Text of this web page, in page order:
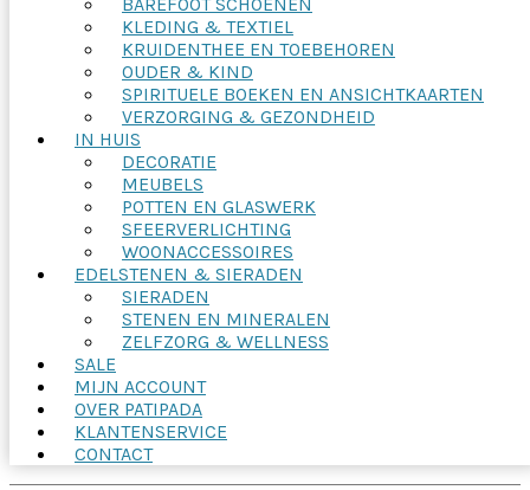
KLEDING & TEXTIEL
KRUIDENTHEE EN TOEBEHOREN
OUDER & KIND
SPIRITUELE BOEKEN EN ANSICHTKAARTEN
VERZORGING & GEZONDHEID
IN HUIS
DECORATIE
MEUBELS
POTTEN EN GLASWERK
SFEERVERLICHTING
WOONACCESSOIRES
EDELSTENEN & SIERADEN
SIERADEN
STENEN EN MINERALEN
ZELFZORG & WELLNESS
SALE
MIJN ACCOUNT
OVER PATIPADA
KLANTENSERVICE
CONTACT